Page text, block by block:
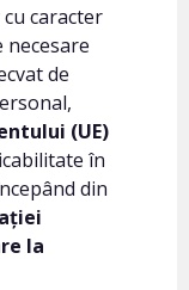
caracter
de
(UE)
în
din
la